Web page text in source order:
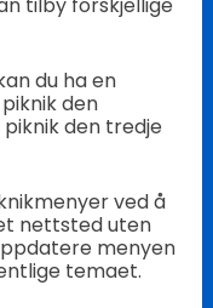
tilby forskjellige
du ha en
den
den tredje
ved å
nettsted uten
menyen
temaet.